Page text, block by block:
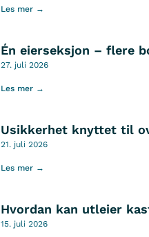
Les mer →
Én eierseksjon – flere
27. juli 2026
Les mer →
Usikkerhet knyttet til
21. juli 2026
Les mer →
Hvordan kan utleier
15. juli 2026